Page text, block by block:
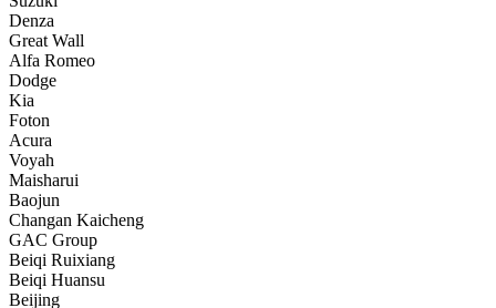
Denza
Great Wall
Alfa Romeo
Dodge
Kia
Foton
Acura
Voyah
Maisharui
Baojun
Changan Kaicheng
GAC Group
Beiqi Ruixiang
Beiqi Huansu
Beijing